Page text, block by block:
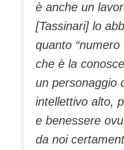
è anche un
[Tassinari] lo
quanto
che è la
un personaggio
intellettivo alto,
e benessere
da noi